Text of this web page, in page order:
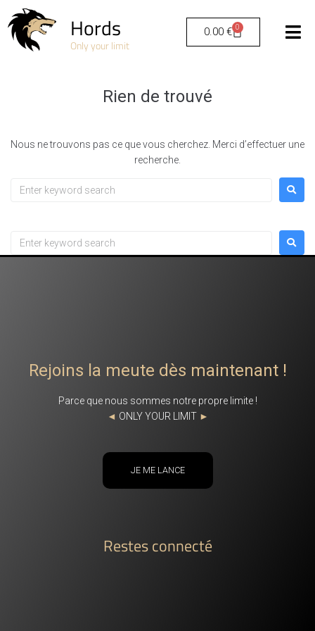
Hords
Only your limit
0.00€ 0
Rien de trouvé
Nous ne trouvons pas ce que vous cherchez. Merci d’effectuer une
recherche.
Rejoins la meute dès maintenant !
Parce que nous sommes notre propre limite !
◄ ONLY YOUR LIMIT ►
JE ME LANCE
Restes connecté